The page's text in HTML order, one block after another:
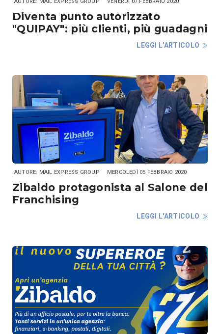
Diventa punto autorizzato
"QUIPAY": più clienti, più guadagni
LEGGI L'ARTICOLO
AUTORE: MAIL EXPRESS GROUP MERCOLEDÌ 05 FEBBRAIO 2020
Zibaldo protagonista al Salone del
Franchising
LEGGI L'ARTICOLO